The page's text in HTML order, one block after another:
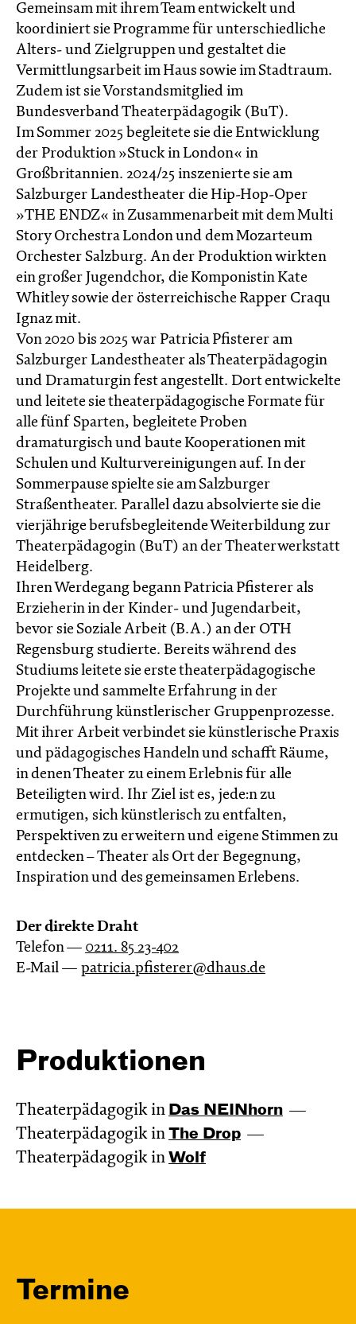
Gemeinsam mit ihrem Team entwickelt und
koordiniert sie Programme für unterschiedliche
Alters- und Zielgruppen und gestaltet die
Vermittlungsarbeit im Haus sowie im Stadtraum.
Zudem ist sie Vorstandsmitglied im
Bundesverband Theaterpädagogik (BuT).
Im Sommer 2025 begleitete sie die Entwicklung
der Produktion »Stuck in London« in
Großbritannien. 2024/25 inszenierte sie am
Salzburger Landestheater die Hip-Hop-Oper
»THE ENDZ« in Zusammenarbeit mit dem Multi
Story Orchestra London und dem Mozarteum
Orchester Salzburg. An der Produktion wirkten
ein großer Jugendchor, die Komponistin Kate
Whitley sowie der österreichische Rapper Craqu
Ignaz mit.
Von 2020 bis 2025 war Patricia Pfisterer am
Salzburger Landestheater als Theaterpädagogin
und Dramaturgin fest angestellt. Dort entwickelte
und leitete sie theaterpädagogische Formate für
alle fünf Sparten, begleitete Proben
dramaturgisch und baute Kooperationen mit
Schulen und Kulturvereinigungen auf. In der
Sommerpause spielte sie am Salzburger
Straßentheater. Parallel dazu absolvierte sie die
vierjährige berufsbegleitende Weiterbildung zur
Theaterpädagogin (BuT) an der Theaterwerkstatt
Heidelberg.
Ihren Werdegang begann Patricia Pfisterer als
Erzieherin in der Kinder- und Jugendarbeit,
bevor sie Soziale Arbeit (B.A.) an der OTH
Regensburg studierte. Bereits während des
Studiums leitete sie erste theaterpädagogische
Projekte und sammelte Erfahrung in der
Durchführung künstlerischer Gruppenprozesse.
Mit ihrer Arbeit verbindet sie künstlerische Praxis
und pädagogisches Handeln und schafft Räume,
in denen Theater zu einem Erlebnis für alle
Beteiligten wird. Ihr Ziel ist es, jede:n zu
ermutigen, sich künstlerisch zu entfalten,
Perspektiven zu erweitern und eigene Stimmen zu
entdecken – Theater als Ort der Begegnung,
Inspiration und des gemeinsamen Erlebens.
Der direkte Draht
Telefon — 0211. 85 23-402
E-Mail — patricia.pfisterer@dhaus.de
Produktionen
Theaterpädagogik in Das NEIN­horn
Theaterpädagogik in The Drop
Theaterpädagogik in Wolf
Termine